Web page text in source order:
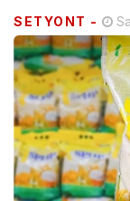
SETYONT -